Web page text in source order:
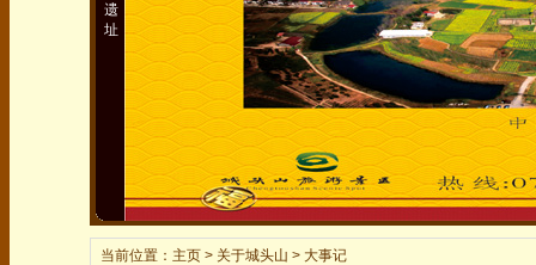
遗
址
当前位置： 主页> 关于城头山 > 大事记